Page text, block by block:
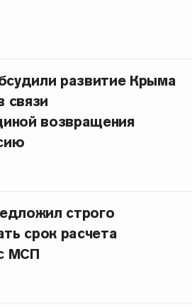
развитие Крыма
связи
возвращения
строго
срок расчета
МСП